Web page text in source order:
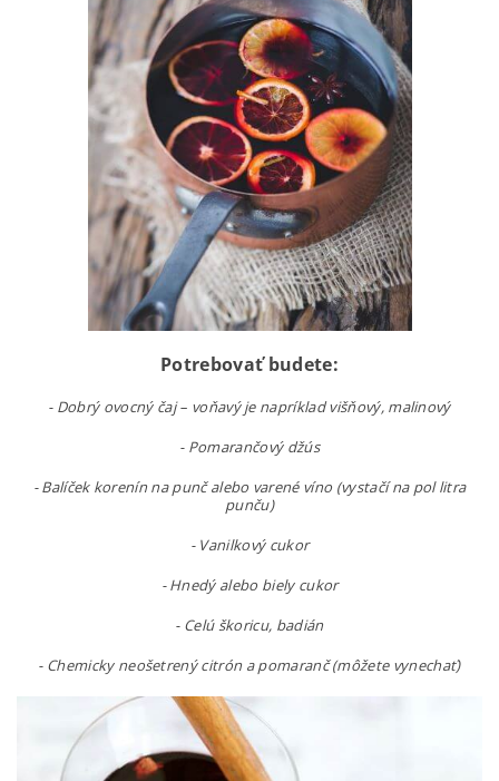
Potrebovať budete:
- Dobrý ovocný čaj – voňavý je napríklad višňový, malinový
- Pomarančový džús
- Balíček korenín na punč alebo varené víno (vystačí na pol litra
punču)
- Vanilkový cukor
- Hnedý alebo biely cukor
- Celú škoricu, badián
- Chemicky neošetrený citrón a pomaranč (môžete vynechať)